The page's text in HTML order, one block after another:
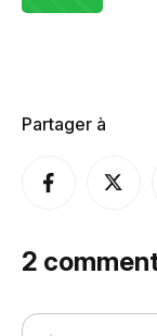
Partager à
2